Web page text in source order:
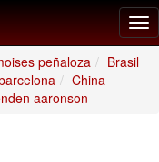
peñaloza
Brasil
China
aaronson